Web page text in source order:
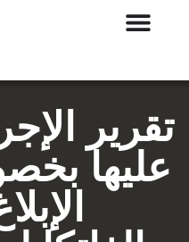
تقرير
عليها